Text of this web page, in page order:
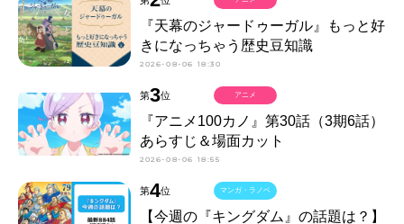
『天幕のジャードゥーガル』もっと好
きになっちゃう歴史豆知識
2026-08-06 18:30
第3位
『アニメ100カノ』第30話（3期6話）
あらすじ＆場面カット
2026-08-06 18:55
アニメ
第4位
【今週の『キングダム』の話題は？】
マンガ・ラノベ